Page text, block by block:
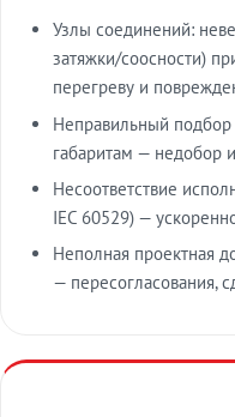
Узлы соединений:
затяжки/соосности)
перегреву и
Неправильный
габаритам — недобор
Несоответствие
IEC 60529) —
Неполная проектная
— пересогласования,